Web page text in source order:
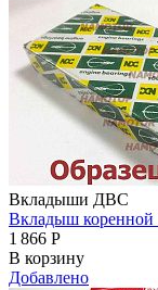
Вкладыши ДВС
Вкладыш коренной
1 866 Р
В корзину
Добавлено